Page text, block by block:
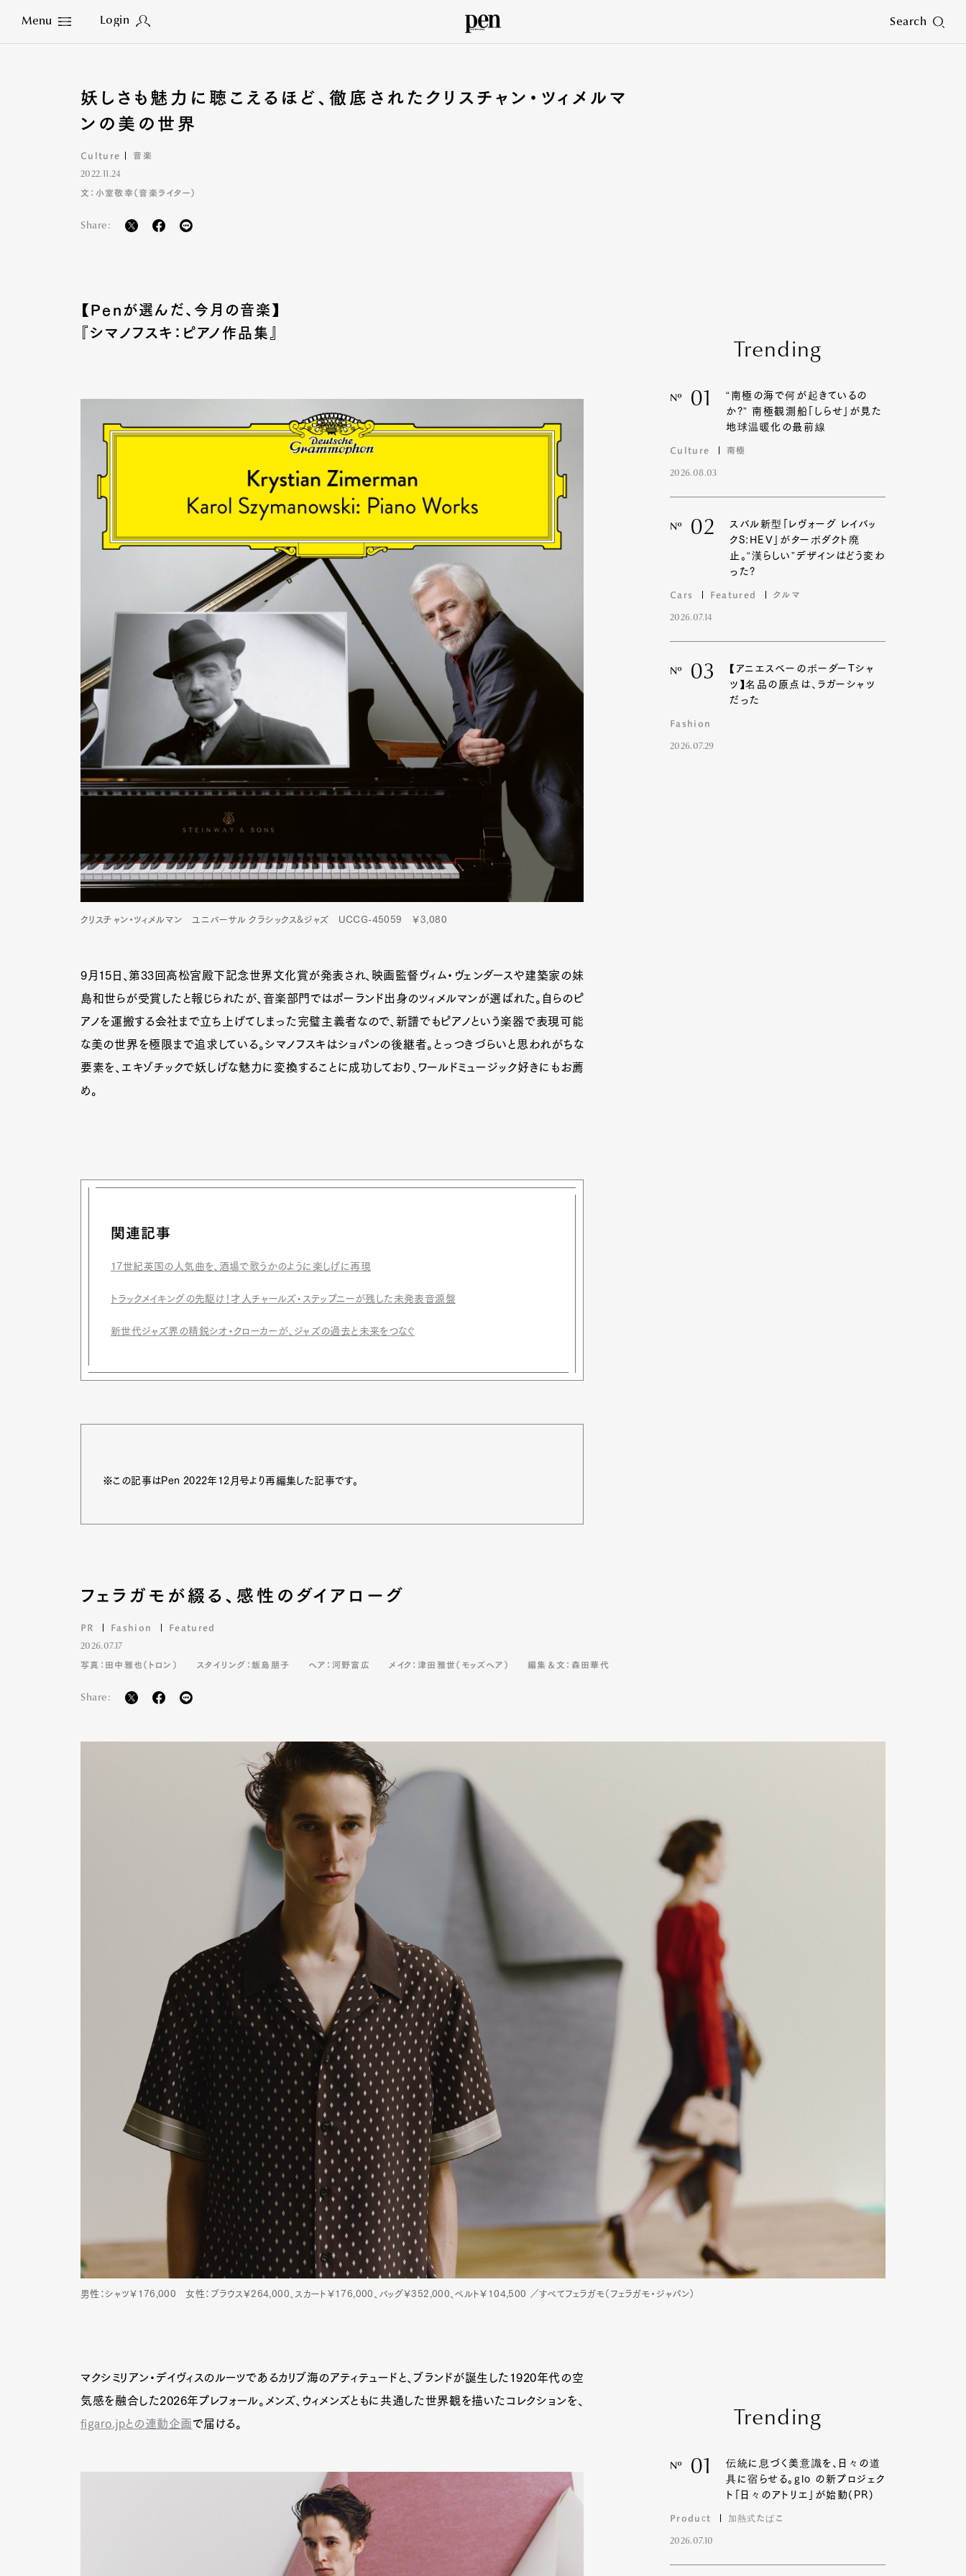
Menu Login Search
Close
Pen Membership Magazine Official Columnist About
Pen Meet Pen international Pen tw
妖しさも魅力に聴こえるほど、徹底されたクリスチャン・ツィメルマ
ンの美の世界
Culture 音楽
2022.11.24
文：小室敬幸（音楽ライター）
Share:
【Penが選んだ、今月の音楽】
『シマノフスキ：ピアノ作品集』
クリスチャン・ツィメルマン ユニバーサル クラシックス&ジャズ UCCG-45059 ￥3,080
9月15日、第33回高松宮殿下記念世界文化賞が発表され、映画監督ヴィム・ヴェンダースや建築家の妹
島和世らが受賞したと報じられたが、音楽部門ではポーランド出身のツィメルマンが選ばれた。自らのピ
アノを運搬する会社まで立ち上げてしまった完璧主義者なので、新譜でもピアノという楽器で表現可能
な美の世界を極限まで追求している。シマノフスキはショパンの後継者。とっつきづらいと思われがちな
要素を、エキゾチックで妖しげな魅力に変換することに成功しており、ワールドミュージック好きにもお薦
め。
関連記事
17世紀英国の人気曲を、酒場で歌うかのように楽しげに再現
トラックメイキングの先駆け！才人チャールズ・ステップニーが残した未発表音源盤
新世代ジャズ界の精鋭シオ・クローカーが、ジャズの過去と未来をつなぐ
※この記事はPen 2022年12月号より再編集した記事です。
Trending
Nº 01
“南極の海で何が起きているの
か?” 南極観測船「しらせ」が見た
地球温暖化の最前線
Culture 南極
2026.08.03
Nº 02
スバル新型「レヴォーグ レイバッ
クS:HEV」がターボダクト廃
止。“漢らしい”デザインはどう変わ
った?
Cars Featured クルマ
2026.07.14
Nº 03
【アニエスベーのボーダーTシャ
ツ】名品の原点は、ラガーシャツ
だった
Fashion
2026.07.29
フェラガモが綴る、感性のダイアローグ
PR Fashion Featured
2026.07.17
写真：田中雅也（トロン） スタイリング：飯島朋子 ヘア：河野富広 メイク：津田雅世（モッズヘア） 編集＆文：森田華代
Share:
男性：シャツ￥176,000 女性：ブラウス￥264,000、スカート￥176,000、バッグ￥352,000、ベルト￥104,500 ／すべてフェラガモ（フェラガモ・ジャパン）
マクシミリアン・デイヴィスのルーツであるカリブ海のアティテュードと、ブランドが誕生した1920年代の空
気感を融合した2026年プレフォール。メンズ、ウィメンズともに共通した世界観を描いたコレクションを、
figaro.jpとの連動企画で届ける。 Trending
Nº 01
伝統に息づく美意識を、日々の道
具に宿らせる。glo の新プロジェク
ト「日々のアトリエ」が始動(PR)
Product 加熱式たばこ
2026.07.10